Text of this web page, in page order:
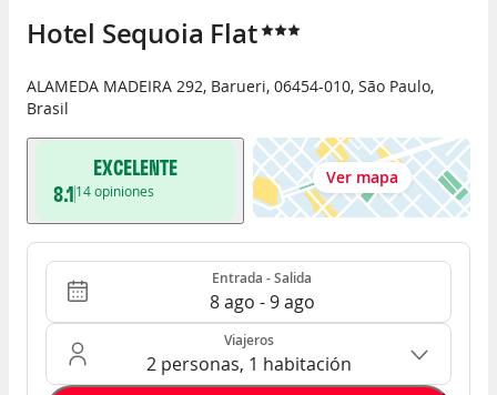
Hotel Sequoia Flat
ALAMEDA MADEIRA 292, Barueri, 06454-010, São Paulo,
Brasil
EXCELENTE
8.114opiniones
Ver mapa
Entrada - Salida Entrada - Salida
8 ago - 9 ago
Ocupación: 2 personas, 1 habitación
Viajeros
2 personas, 1 habitación